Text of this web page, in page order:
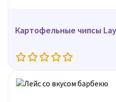
Картофельные чипсы